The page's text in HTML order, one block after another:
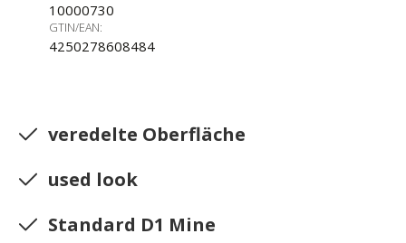
10000730
GTIN/EAN:
4250278608484
veredelte Oberfläche
used look
Standard D1 Mine